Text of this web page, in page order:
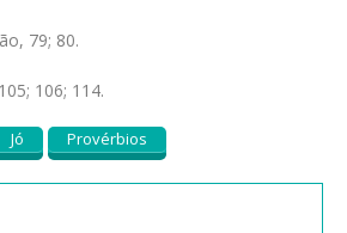
79; 80.
106; 114.
Jó Provérbios